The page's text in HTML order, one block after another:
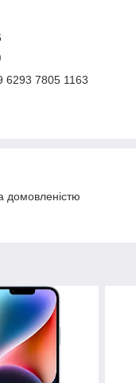
6293 7805 1163
домовленістю